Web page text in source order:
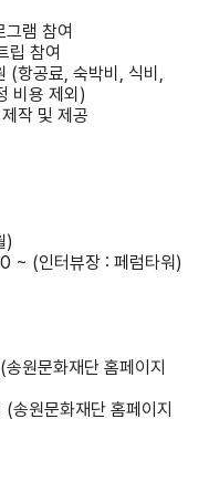
램 참여
립 참여
(항공료, 숙박비, 식비,
비용 제외)
작 및 제공
)
~ (인터뷰장 : 페럼타워)
원문화재단 홈페이지
송원문화재단 홈페이지